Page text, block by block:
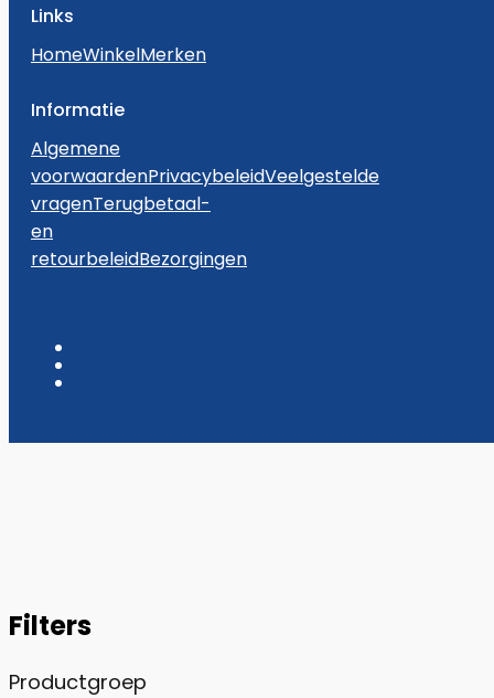
Links
HomeWinkelMerken
Informatie
Algemene
voorwaardenPrivacybeleidVeelgestelde
vragenTerugbetaal-
en
retourbeleidBezorgingen
Filters
Productgroep